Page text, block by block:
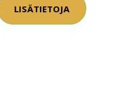
LISÄTIETOJA